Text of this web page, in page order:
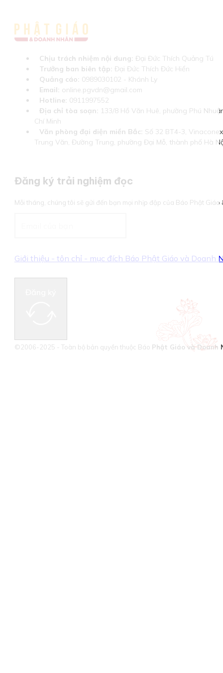
Chịu trách nhiệm nội dung: Đại Đức Thích Quảng Tú
Trưởng ban biên tập: Đại Đức Thích Đức Hiển
Quảng cáo: 0989030102 - Khánh Ly
Email: online.pgvdn@gmail.com
Hotline: 0911997552
Địa chỉ tòa soạn: 133/8 Hồ Văn Huê, phường Phú
Chí Minh
Văn phòng đại diện miền Bắc: Số 32 BT4-3,
Trung Văn, Đường Trung, phường Đại Mỗ, thành phố Hà
Đăng ký trải nghiệm đọc
Mỗi tháng, chúng tôi sẽ gửi đến bạn mọi nhịp đập của Báo Phật Giáo
Giới thiệu - tôn chỉ - mục đích Báo Phật Giáo và Doanh
©2006-2025 - Toàn bộ bản quyền thuộc Báo Phật Giáo và Doanh